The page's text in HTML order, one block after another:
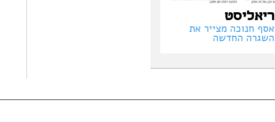
ריאליסט
אסף חנוכה מצייר את
השגרה החדשה